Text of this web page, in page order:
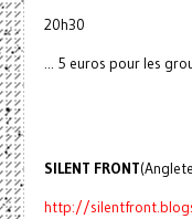
20h30
... 5 euros pour les
SILENT FRONT
http://